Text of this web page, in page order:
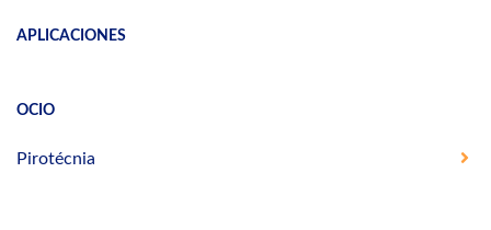
APLICACIONES
OCIO
Pirotécnia